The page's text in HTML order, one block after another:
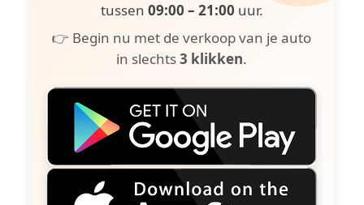
tussen 09:00 – 21:00 uur.
👉 Begin nu met de verkoop van je auto
in slechts3 klikken.